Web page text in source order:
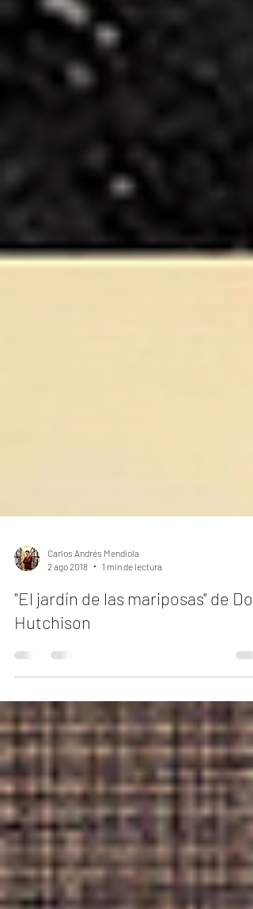
Carlos Andrés Mendiola
2 ago 2018
"El jardín de las mariposas" de Dot
Hutchison